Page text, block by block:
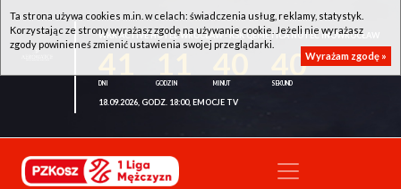
WKK ACTIVE HOTEL WROCŁAW - KSK QEMETICA NOTEĆ INOWROCŁAW
40
18.09.2026, GODZ. 18:00, EMOCJE TV
Ta strona używa cookies m.in. w celach: świadczenia usług, reklamy, statystyk.
Korzystając ze strony wyrażasz zgodę na używanie cookie. Jeżeli nie wyrażasz
zgody powinieneś zmienić ustawienia swojej przeglądarki.
Wyrażam zgodę »